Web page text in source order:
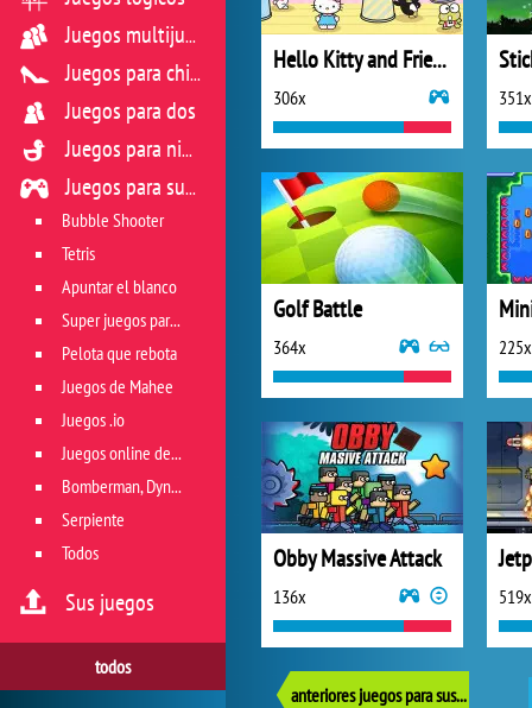
Hello Kitty and Friends Finder
306x 351x
Golf Battle
364x 225x
Obby Massive Attack
136x 519x
anteriores juegos para sus reflejos
Juegos multijugador
Juegos para chicas
Juegos para dos
Juegos para niños
Juegos para sus reflejos
Bubble Shooter
Tetris
Apuntar el blanco
Super juegos para reflejos
Pelota que rebota
Juegos de Mahee
Juegos .io
Juegos online de géneros múltiples
Bomberman, Dyna Blaster y Pacman
Serpiente
Todos
Sus juegos
todos